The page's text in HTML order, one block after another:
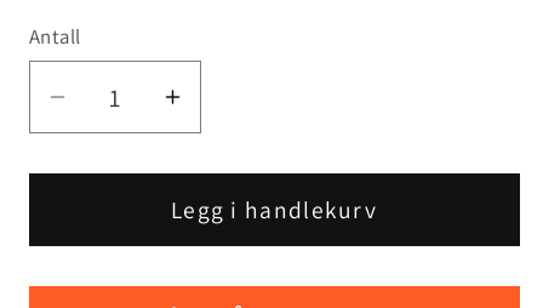
Antall
Senk
antallet
for
Bunadsveske
Nordlandsbunad
Øk
antallet
for
Bunadsveske
Nordlandsbunad
Legg i handlekurv